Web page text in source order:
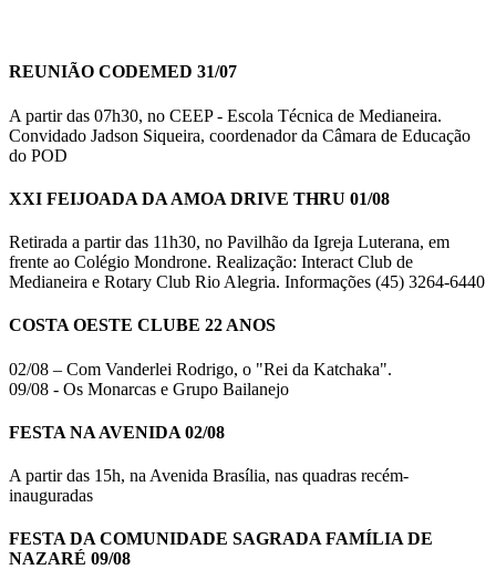
REUNIÃO CODEMED 31/07
A partir das 07h30, no CEEP - Escola Técnica de Medianeira.
Convidado Jadson Siqueira, coordenador da Câmara de Educação
do POD
XXI FEIJOADA DA AMOA DRIVE THRU 01/08
Retirada a partir das 11h30, no Pavilhão da Igreja Luterana, em
frente ao Colégio Mondrone. Realização: Interact Club de
Medianeira e Rotary Club Rio Alegria. Informações (45) 3264-6440
COSTA OESTE CLUBE 22 ANOS
02/08 – Com Vanderlei Rodrigo, o "Rei da Katchaka".
09/08 - Os Monarcas e Grupo Bailanejo
FESTA NA AVENIDA 02/08
A partir das 15h, na Avenida Brasília, nas quadras recém-
inauguradas
FESTA DA COMUNIDADE SAGRADA FAMÍLIA DE
NAZARÉ 09/08